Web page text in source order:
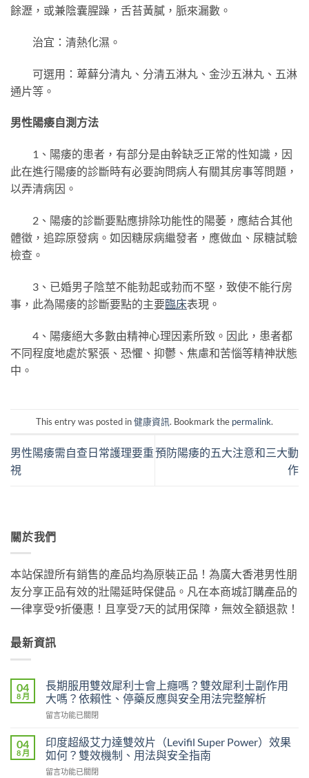
餘瀝，或兼陰囊腥躁，舌苔黃膩，脈來漏數。
治宜：清熱化濕。
可選用：萆蘚分清丸、分清五淋丸、金沙五淋丸、五淋
通片等。
男性陽痿自測方法
1、陽痿的患者，有部分是由幹缺乏正常的性知識，因
此在進行陽痿的診斷時有必要詢問病人有關其房事等問題，
以弄清病因。
2、陽痿的診斷要點應排除功能性的陽萎，應結合其他
體徵，追踪原發病。如因糖尿病繼發者，應做血、尿糖試驗
檢查。
3、已婚男子陰莖不能勃起或勃而不堅，致使不能行房
事，此為陽痿的診斷要點的主要臨床表現。
4、陽痿絕大多數由精神心理因素所致。因此，患者都
不同程度地處於緊張、恐懼、抑鬱、焦慮和苦惱等精神狀態
中。
This entry was posted in健康資訊. Bookmark the permalink.
男性陽痿需自查日常護理要重
視
預防陽痿的五大注意和三大動
作
關於我們
本站保證所有銷售的產品均為原裝正品！為廣大香港男性朋
友分享正品有效的壯陽延時保健品。凡在本商城訂購產品的
一律享受9折優惠！且享受7天的試用保障，無效全額退款！
最新資訊
04
8 月
長期服用雙效犀利士會上癮嗎？雙效犀利士副作用
大嗎？依賴性、停藥反應與安全用法完整解析
在
期
服
用
雙
留言功能已關閉
04
8 月
印度超級艾力達雙效片（Levifil Super Power）效果
如何？雙效機制、用法與安全指南
在
留言功能已關閉